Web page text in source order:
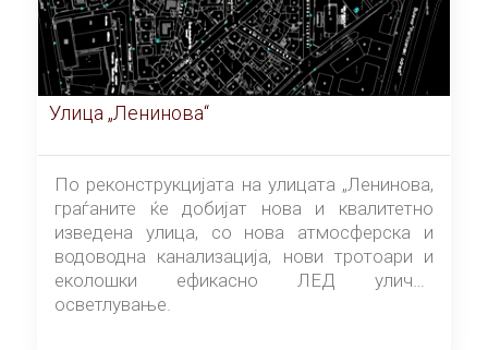
Улица „Ленинова“
По реконструкцијата на улицата „Ленинова,
граѓаните ќе добијат нова и квалитетно
изведена улица, со нова атмосферска и
водоводна канализација, нови тротоари и
еколошки ефикасно ЛЕД улично
осветлување.